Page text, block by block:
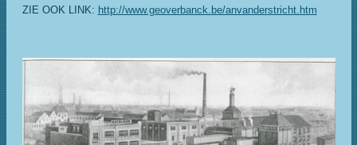
ZIE OOK LINK: http://www.geoverbanck.be/anvanderstricht.htm